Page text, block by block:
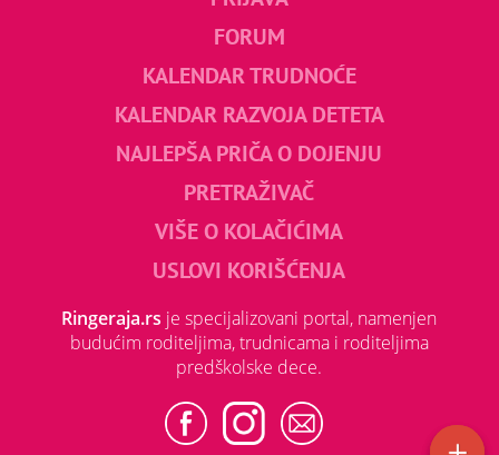
FORUM
KALENDAR TRUDNOĆE
KALENDAR RAZVOJA DETETA
NAJLEPŠA PRIČA O DOJENJU
PRETRAŽIVAČ
VIŠE O KOLAČIĆIMA
USLOVI KORIŠĆENJA
Ringeraja.rs je specijalizovani portal, namenjen
budućim roditeljima, trudnicama i roditeljima
predškolske dece.